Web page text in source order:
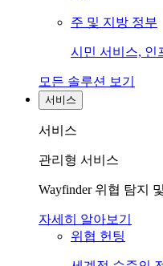
주 및 지방 정부
시민 서비스, 인
모든 솔루션 보기
서비스
서비스
관리형 서비스
Wayfinder 위협 탐지
자세히 알아보기
위협 헌팅